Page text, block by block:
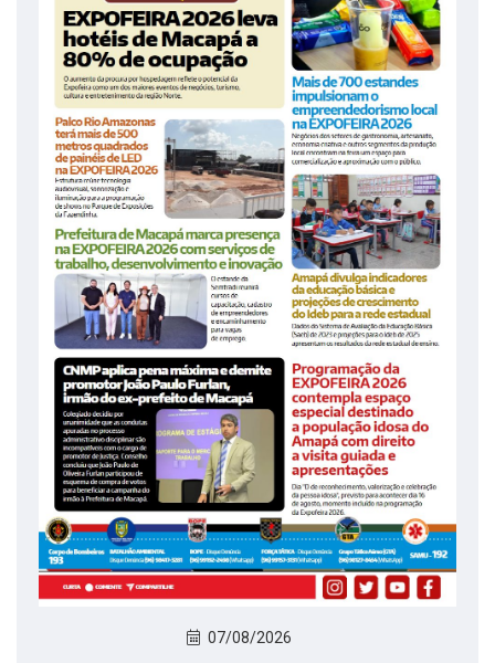
07/08/2026